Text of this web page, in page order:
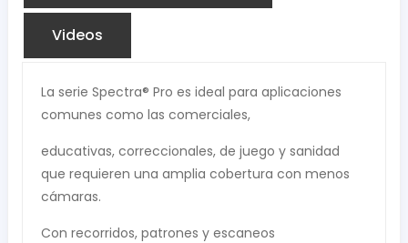
Videos
La serie Spectra® Pro es ideal para aplicaciones
comunes como las comerciales,
educativas, correccionales, de juego y sanidad
que requieren una amplia cobertura con menos
cámaras.
Con recorridos, patrones y escaneos